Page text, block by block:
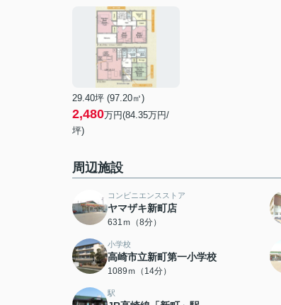
29.40坪 (97.20㎡)
2,480万円(84.35万円/
坪)
周辺施設
コンビニエンスストア
ヤマザキ新町店
631ｍ（8分）
小学校
高崎市立新町第一小学校
1089ｍ（14分）
駅